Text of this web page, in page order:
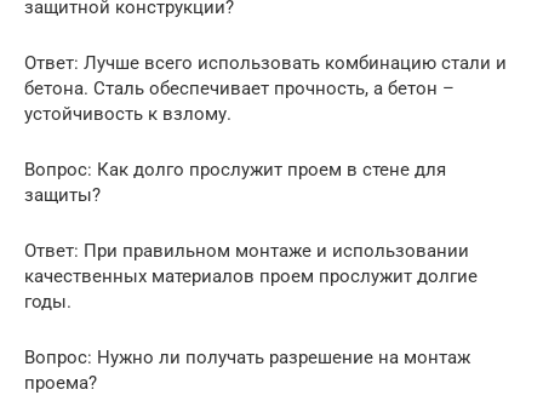
защитной конструкции?
Ответ: Лучше всего использовать комбинацию стали и
бетона. Сталь обеспечивает прочность, а бетон –
устойчивость к взлому.
Вопрос: Как долго прослужит проем в стене для
защиты?
Ответ: При правильном монтаже и использовании
качественных материалов проем прослужит долгие
годы.
Вопрос: Нужно ли получать разрешение на монтаж
проема?